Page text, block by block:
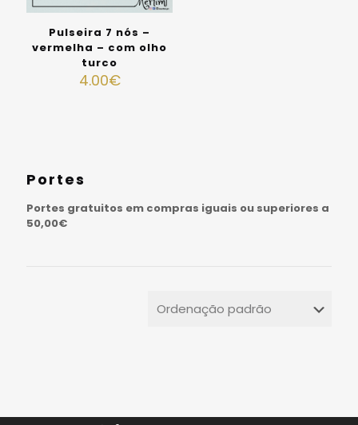
Pulseira 7 nós –
vermelha – com olho
turco
4.00€
Portes
Portes gratuitos em compras iguais ou superiores a
50,00€